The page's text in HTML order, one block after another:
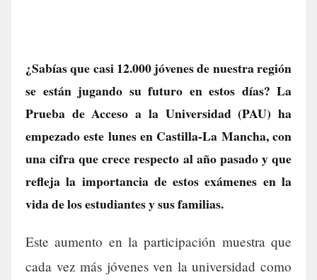
¿Sabías que casi 12.000 jóvenes de nuestra región
se están jugando su futuro en estos días? La
Prueba de Acceso a la Universidad (PAU) ha
empezado este lunes en Castilla-La Mancha, con
una cifra que crece respecto al año pasado y que
refleja la importancia de estos exámenes en la
vida de los estudiantes y sus familias.
Este aumento en la participación muestra que
cada vez más jóvenes ven la universidad como